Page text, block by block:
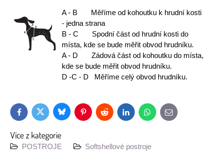
A - B Měříme od kohoutku k hrudní kosti
- jedna strana
B - C Spodní část od hrudní kosti do
místa, kde se bude měřit obvod hrudníku.
A - D Zádová část od kohoutku do místa,
kde se bude měřit obvod hrudníku.
D -C - D Měříme celý obvod hrudníku.
FacebookTwitter BlueskyPinterestReddit LinkedInWhatsApp
E-
mail
Více z kategorie
POSTROJE Softshellové postroje